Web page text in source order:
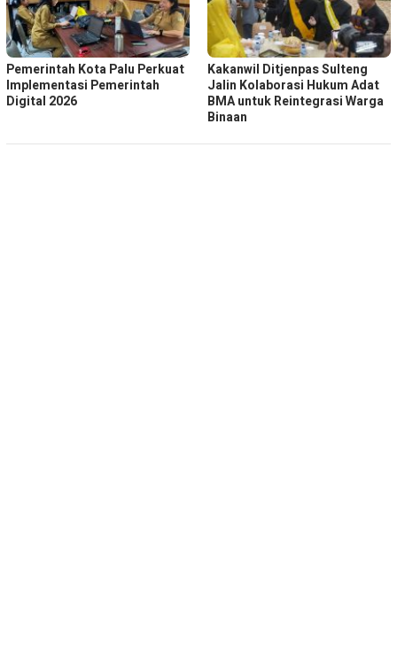
Pemerintah Kota Palu Perkuat
Implementasi Pemerintah
Digital 2026
Kakanwil Ditjenpas Sulteng
Jalin Kolaborasi Hukum Adat
BMA untuk Reintegrasi Warga
Binaan